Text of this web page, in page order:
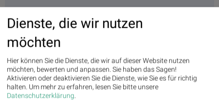
Dienste, die wir nutzen
möchten
Hier können Sie die Dienste, die wir auf dieser Website nutzen
möchten, bewerten und anpassen. Sie haben das Sagen!
Aktivieren oder deaktivieren Sie die Dienste, wie Sie es für richtig
halten. Um mehr zu erfahren, lesen Sie bitte unsere
Datenschutzerklärung.